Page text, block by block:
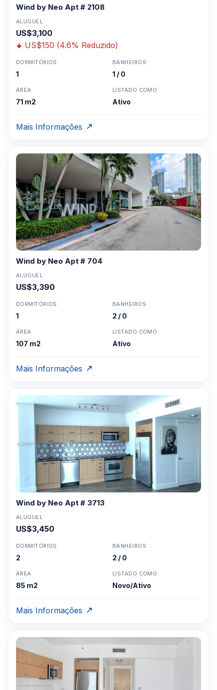
Wind by Neo Apt # 2108
ALUGUEL
US$3,100
US$150 (4.6% Reduzido)
DORMITÓRIOS
1
BANHEIROS
1 / 0
ÁREA
71 m2
LISTADO COMO
Ativo
Mais Informações
Wind by Neo Apt # 704
ALUGUEL
US$3,390
DORMITÓRIOS
1
BANHEIROS
2 / 0
ÁREA
107 m2
LISTADO COMO
Ativo
Mais Informações
Wind by Neo Apt # 3713
ALUGUEL
US$3,450
DORMITÓRIOS
2
BANHEIROS
2 / 0
ÁREA
85 m2
LISTADO COMO
Novo/Ativo
Mais Informações